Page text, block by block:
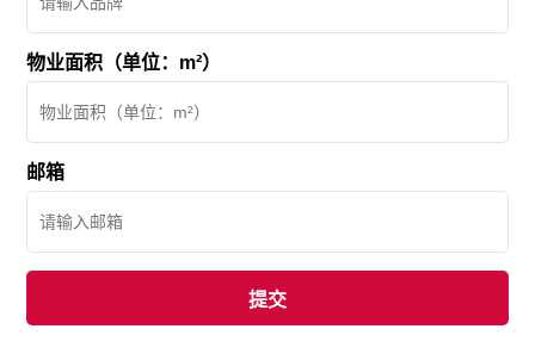
物业面积（单位：m²）
邮箱